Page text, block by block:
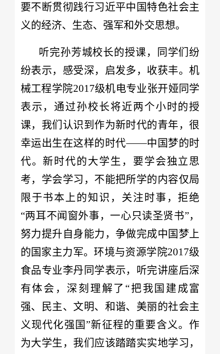
要不断贯彻践行习近平中国特色社会主
义的经济、生态、强军和外交思想。
听完孙芳城校长的授课，同学们纷
纷表示，感受深，启发多，收获丰。机
械工程学院2017级机电专业张开娅同学
表示，通过孙校长将近两个小时的授
课，我们认识到作为新时代的青年，很
幸运出生在这样的时代——中国梦的时
代。新时代的大学生，要学会独立思
考，学会学习，不能把所学的内容仅局
限于书本上的知识，关注时事，拒绝
“两耳不闻窗外事，一心只读圣贤书”，
努力提升自身能力，争做完成中国梦上
的国家主力军。环境与资源学院2017级
食品专业李丹同学表示，听完讲座后深
有体会，深刻理解了“把我国建成富
强、民主、文明、和谐、美丽的社会主
义现代化强国”新征程的重要含义。作
为大学生，我们应该踏踏实实地学习，